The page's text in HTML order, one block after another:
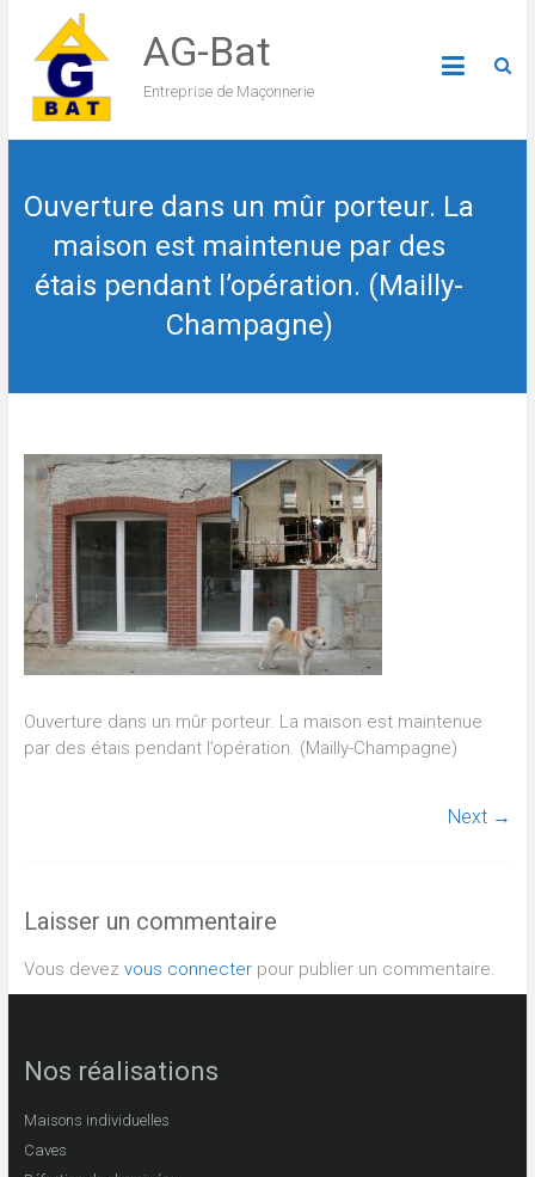
AG-Bat
Entreprise de Maçonnerie
Ouverture dans un mûr porteur. La
maison est maintenue par des
étais pendant l’opération. (Mailly-
Champagne)
Ouverture dans un mûr porteur. La maison est maintenue
par des étais pendant l’opération. (Mailly-Champagne)
Next →
Laisser un commentaire
Vous devez vous connecterpour publier un commentaire.
Nos réalisations
Maisons individuelles
Caves